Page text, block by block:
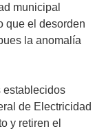
municipal
que el desorden
la anomalía
establecidos
de Electricidad
y retiren el